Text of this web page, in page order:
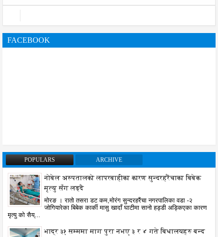
FACEBOOK
POPULARS ARCHIVE
नोबेल अस्पतालको लापरबाहीका कारण सुन्दरहरैंचाका बिबेक
मृत्यु सँग लड्दै
मोरङ । रातो तसरा डट कम,मोरंग सुन्दरहरैंचा नगरपालिका वडा -२
जोगियारेका बिबेक कार्की मासु खादाँ घाटीमा सानो हड्डी अड्किएका कारण
मृत्यु को सैय्...
भाद्र ३१ सम्ममा माग पुरा नभए ३ र ४ गते बिधालयहरु बन्द